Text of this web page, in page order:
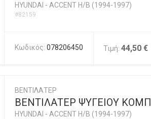
HYUNDAI - ACCENT H/B (1994-1997)
#82159
Κωδικός: 078206450 Τιμή: 44,50 €
ΒΕΝΤΙΛΑΤΕΡ
ΒΕΝΤΙΛΑΤΕΡ ΨΥΓΕΙΟΥ
HYUNDAI - ACCENT H/B (1994-1997)